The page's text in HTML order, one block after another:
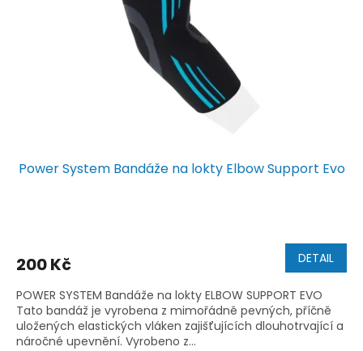
Power System Bandáže na lokty Elbow Support Evo
200 Kč DETAIL
POWER SYSTEM Bandáže na lokty ELBOW SUPPORT EVO
Tato bandáž je vyrobena z mimořádně pevných, příčně
uložených elastických vláken zajišťujících dlouhotrvající a
náročné upevnění. Vyrobeno z...